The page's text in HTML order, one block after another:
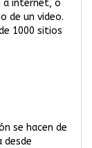
a internet, o
de un video.
1000 sitios
se hacen de
desde